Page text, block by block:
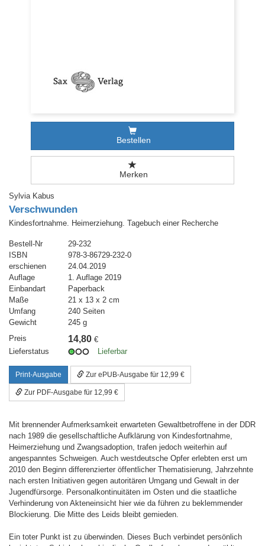
Bestellen
Merken
Sylvia Kabus
Verschwunden
Kindesfortnahme. Heimerziehung. Tagebuch einer Recherche
Bestell-Nr
29-232
ISBN
978-3-86729-232-0
erschienen
24.04.2019
Auflage
1. Auflage 2019
Einbandart
Paperback
Maße
21 x 13 x 2 cm
Umfang
240 Seiten
Gewicht
245 g
Preis
14,80 €
Lieferstatus
Lieferbar
Print-Ausgabe Zur ePUB-Ausgabe für 12,99 €
Zur PDF-Ausgabe für 12,99 €
Mit brennender Aufmerksamkeit erwarteten Gewaltbetroffene in der DDR
nach 1989 die gesellschaftliche Aufklärung von Kindesfortnahme,
Heimerziehung und Zwangsadoption, trafen jedoch weiterhin auf
angespanntes Schweigen. Auch westdeutsche Opfer erlebten erst um
2010 den Beginn differenzierter öffentlicher Thematisierung, Jahrzehnte
nach ersten Initiativen gegen autoritären Umgang und Gewalt in der
Jugendfürsorge. Personalkontinuitäten im Osten und die staatliche
Verhinderung von Akteneinsicht hier wie da führen zu beklemmender
Blockierung. Die Mitte des Leids bleibt gemieden.
Ein toter Punkt ist zu überwinden. Dieses Buch verbindet persönlich